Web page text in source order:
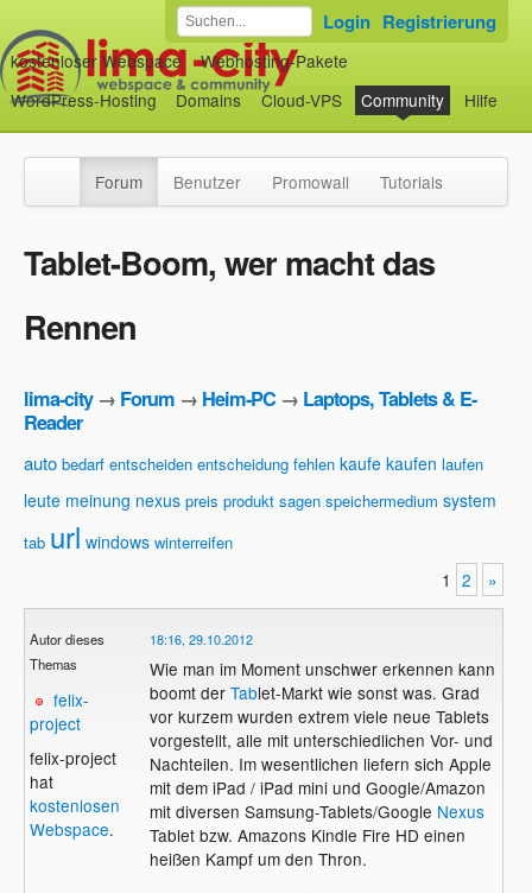
kostenloser Webspace
Webhosting-Pakete
WordPress-Hosting
Domains Cloud-VPS Community Hilfe
Login Registrierung
Forum Benutzer Promowall Tutorials
Tablet-Boom, wer macht das
Rennen
lima-city→ Forum → Heim-PC → Laptops, Tablets & E-
Reader
auto bedarf entscheiden entscheidung fehlen kaufe kaufen laufen
leute meinung nexus preis produkt sagen speichermedium system
tab url windows winterreifen
1 2 »
Autor dieses
Themas
felix-
project
felix-project
hat
kostenlosen
Webspace.
18:16, 29.10.2012
Wie man im Moment unschwer erkennen kann
boomt der Tablet-Markt wie sonst was. Grad
vor kurzem wurden extrem viele neue Tablets
vorgestellt, alle mit unterschiedlichen Vor- und
Nachteilen. Im wesentlichen liefern sich Apple
mit dem iPad / iPad mini und Google/Amazon
mit diversen Samsung-Tablets/Google Nexus
Tablet bzw. Amazons Kindle Fire HD einen
heißen Kampf um den Thron.